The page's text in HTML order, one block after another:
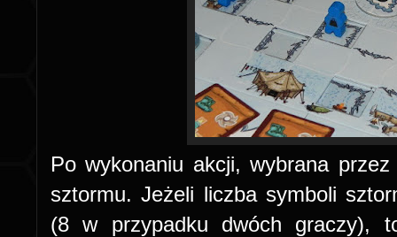
Po wykonaniu akcji, wybrana
sztormu. Jeżeli liczba symboli
(8 w przypadku dwóch graczy),